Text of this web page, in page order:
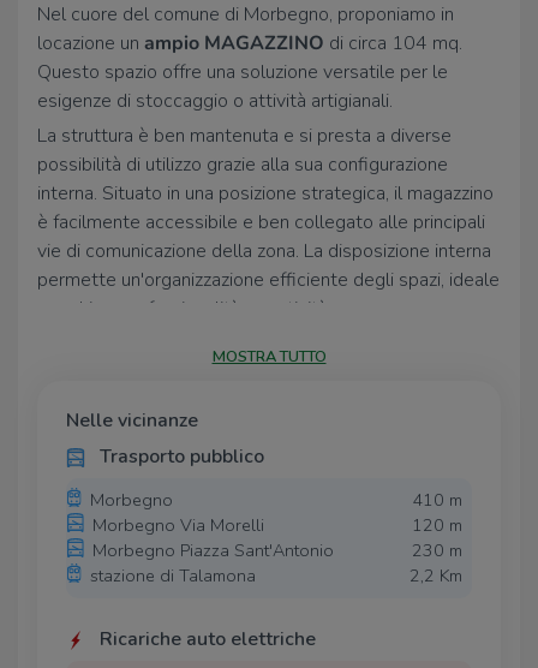
Nel cuore del comune di Morbegno, proponiamo in
locazione un ampio MAGAZZINO di circa 104 mq.
Questo spazio offre una soluzione versatile per le
esigenze di stoccaggio o attività artigianali.
La struttura è ben mantenuta e si presta a diverse
possibilità di utilizzo grazie alla sua configurazione
interna. Situato in una posizione strategica, il magazzino
è facilmente accessibile e ben collegato alle principali
vie di comunicazione della zona. La disposizione interna
permette un'organizzazione efficiente degli spazi, ideale
per chi cerca funzionalità e praticità.
ben posizionatonel contesto di
MOSTRA TUTTO
Nelle vicinanze
Trasporto pubblico
Morbegno
410 m
Morbegno Via Morelli
120 m
Morbegno Piazza Sant'Antonio
230 m
stazione di Talamona
2,2 Km
Ricariche auto elettriche